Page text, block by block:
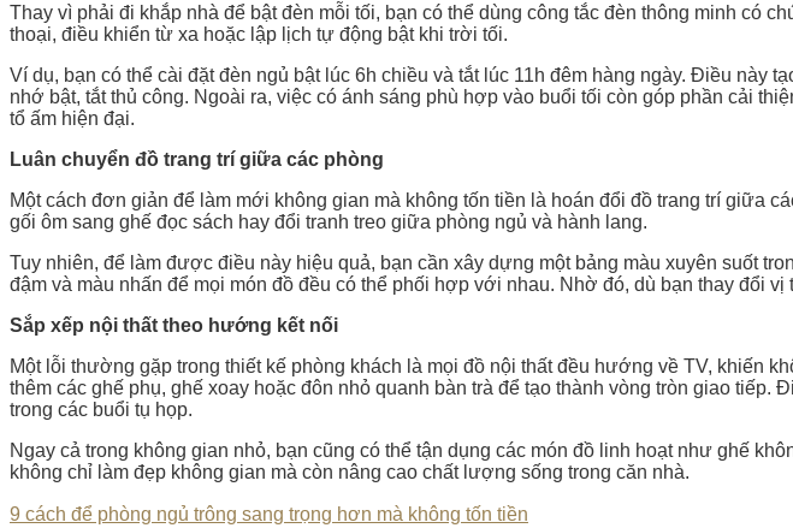
Thay vì phải đi khắp nhà để bật đèn mỗi tối, bạn có thể dùng công tắc đèn thông minh có
thoại, điều khiển từ xa hoặc lập lịch tự động bật khi trời tối.
Ví dụ, bạn có thể cài đặt đèn ngủ bật lúc 6h chiều và tắt lúc 11h đêm hàng ngày. Điều này
nhớ bật, tắt thủ công. Ngoài ra, việc có ánh sáng phù hợp vào buổi tối còn góp phần cải
tổ ấm hiện đại.
Luân chuyển đồ trang trí giữa các phòng
Một cách đơn giản để làm mới không gian mà không tốn tiền là hoán đổi đồ trang trí giữa
gối ôm sang ghế đọc sách hay đổi tranh treo giữa phòng ngủ và hành lang.
Tuy nhiên, để làm được điều này hiệu quả, bạn cần xây dựng một bảng màu xuyên suốt
đậm và màu nhấn để mọi món đồ đều có thể phối hợp với nhau. Nhờ đó, dù bạn thay đổi
Sắp xếp nội thất theo hướng kết nối
Một lỗi thường gặp trong thiết kế phòng khách là mọi đồ nội thất đều hướng về TV, khiến
thêm các ghế phụ, ghế xoay hoặc đôn nhỏ quanh bàn trà để tạo thành vòng tròn giao tiếp.
trong các buổi tụ họp.
Ngay cả trong không gian nhỏ, bạn cũng có thể tận dụng các món đồ linh hoạt như ghế
không chỉ làm đẹp không gian mà còn nâng cao chất lượng sống trong căn nhà.
9 cách để phòng ngủ trông sang trọng hơn mà không tốn tiền